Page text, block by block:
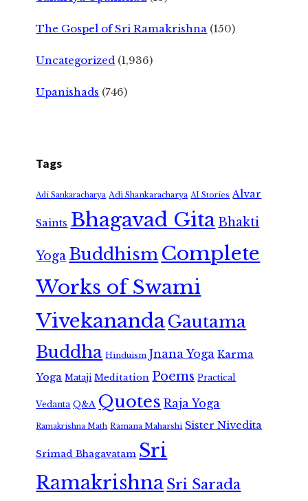
The Gospel of Sri Ramakrishna (150)
Uncategorized (1,936)
Upanishads (746)
Tags
Adi Sankaracharya Adi Shankaracharya AI Stories Alvar
Saints Bhagavad GitaBhakti
Yoga Buddhism Complete
Works of Swami
VivekanandaGautama
Buddha Hinduism Jnana Yoga Karma
Yoga Mataji Meditation Poems Practical
Vedanta Q&A Quotes Raja Yoga
Ramakrishna Math Ramana Maharshi Sister Nivedita
Srimad Bhagavatam Sri
RamakrishnaSri Sarada